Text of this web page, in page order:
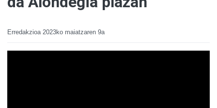
Erredakzioa 2023ko maiatzaren 9a